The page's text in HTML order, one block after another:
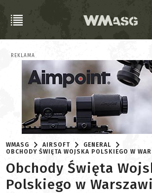
REKLAMA
WMASG AIRSOFT
GENERAL
OBCHODY ŚWIĘTA WOJSKA POLSKIEGO W
Obchody Święta
Polskiego w